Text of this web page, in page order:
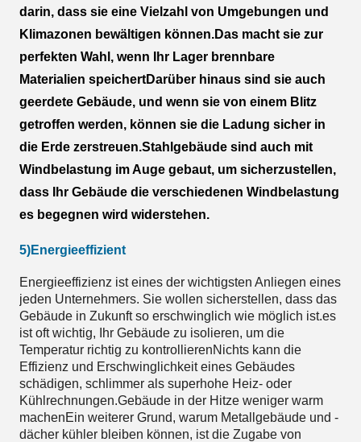
darin, dass sie eine Vielzahl von Umgebungen und
Klimazonen bewältigen können.Das macht sie zur
perfekten Wahl, wenn Ihr Lager brennbare
Materialien speichertDarüber hinaus sind sie auch
geerdete Gebäude, und wenn sie von einem Blitz
getroffen werden, können sie die Ladung sicher in
die Erde zerstreuen.Stahlgebäude sind auch mit
Windbelastung im Auge gebaut, um sicherzustellen,
dass Ihr Gebäude die verschiedenen Windbelastung
es begegnen wird widerstehen.
5)Energieeffizient
Energieeffizienz ist eines der wichtigsten Anliegen eines
jeden Unternehmers. Sie wollen sicherstellen, dass das
Gebäude in Zukunft so erschwinglich wie möglich ist.es
ist oft wichtig, Ihr Gebäude zu isolieren, um die
Temperatur richtig zu kontrollierenNichts kann die
Effizienz und Erschwinglichkeit eines Gebäudes
schädigen, schlimmer als superhohe Heiz- oder
Kühlrechnungen.Gebäude in der Hitze weniger warm
machenEin weiterer Grund, warum Metallgebäude und -
dächer kühler bleiben können, ist die Zugabe von